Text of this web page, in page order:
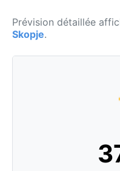
Prévision détaillée
Skopje.